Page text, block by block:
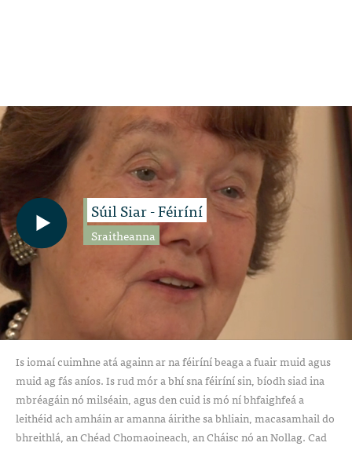
Súil Siar - Féiríní
Sraitheanna
Is iomaí cuimhne atá againn ar na féiríní beaga a fuair muid agus
muid ag fás aníos. Is rud mór a bhí sna féiríní sin, bíodh siad ina
mbréagáin nó milséain, agus den cuid is mó ní bhfaighfeá a
leithéid ach amháin ar amanna áirithe sa bhliain, macasamhail do
bhreithlá, an Chéad Chomaoineach, an Cháisc nó an Nollag. Cad